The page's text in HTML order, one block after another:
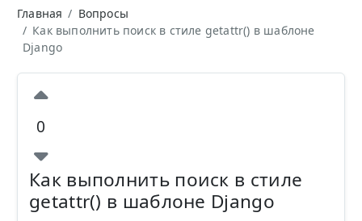
Главная
Вопросы
Как выполнить поиск в стиле getattr() в шаблоне
Django
0
Как выполнить поиск в стиле
getattr() в шаблоне Django